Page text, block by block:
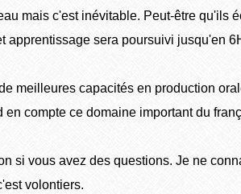
mais c'est inévitable. Peut-être qu'ils
apprentissage sera poursuivi jusqu'en
meilleures capacités en production
en compte ce domaine important du
si vous avez des questions. Je ne
volontiers.